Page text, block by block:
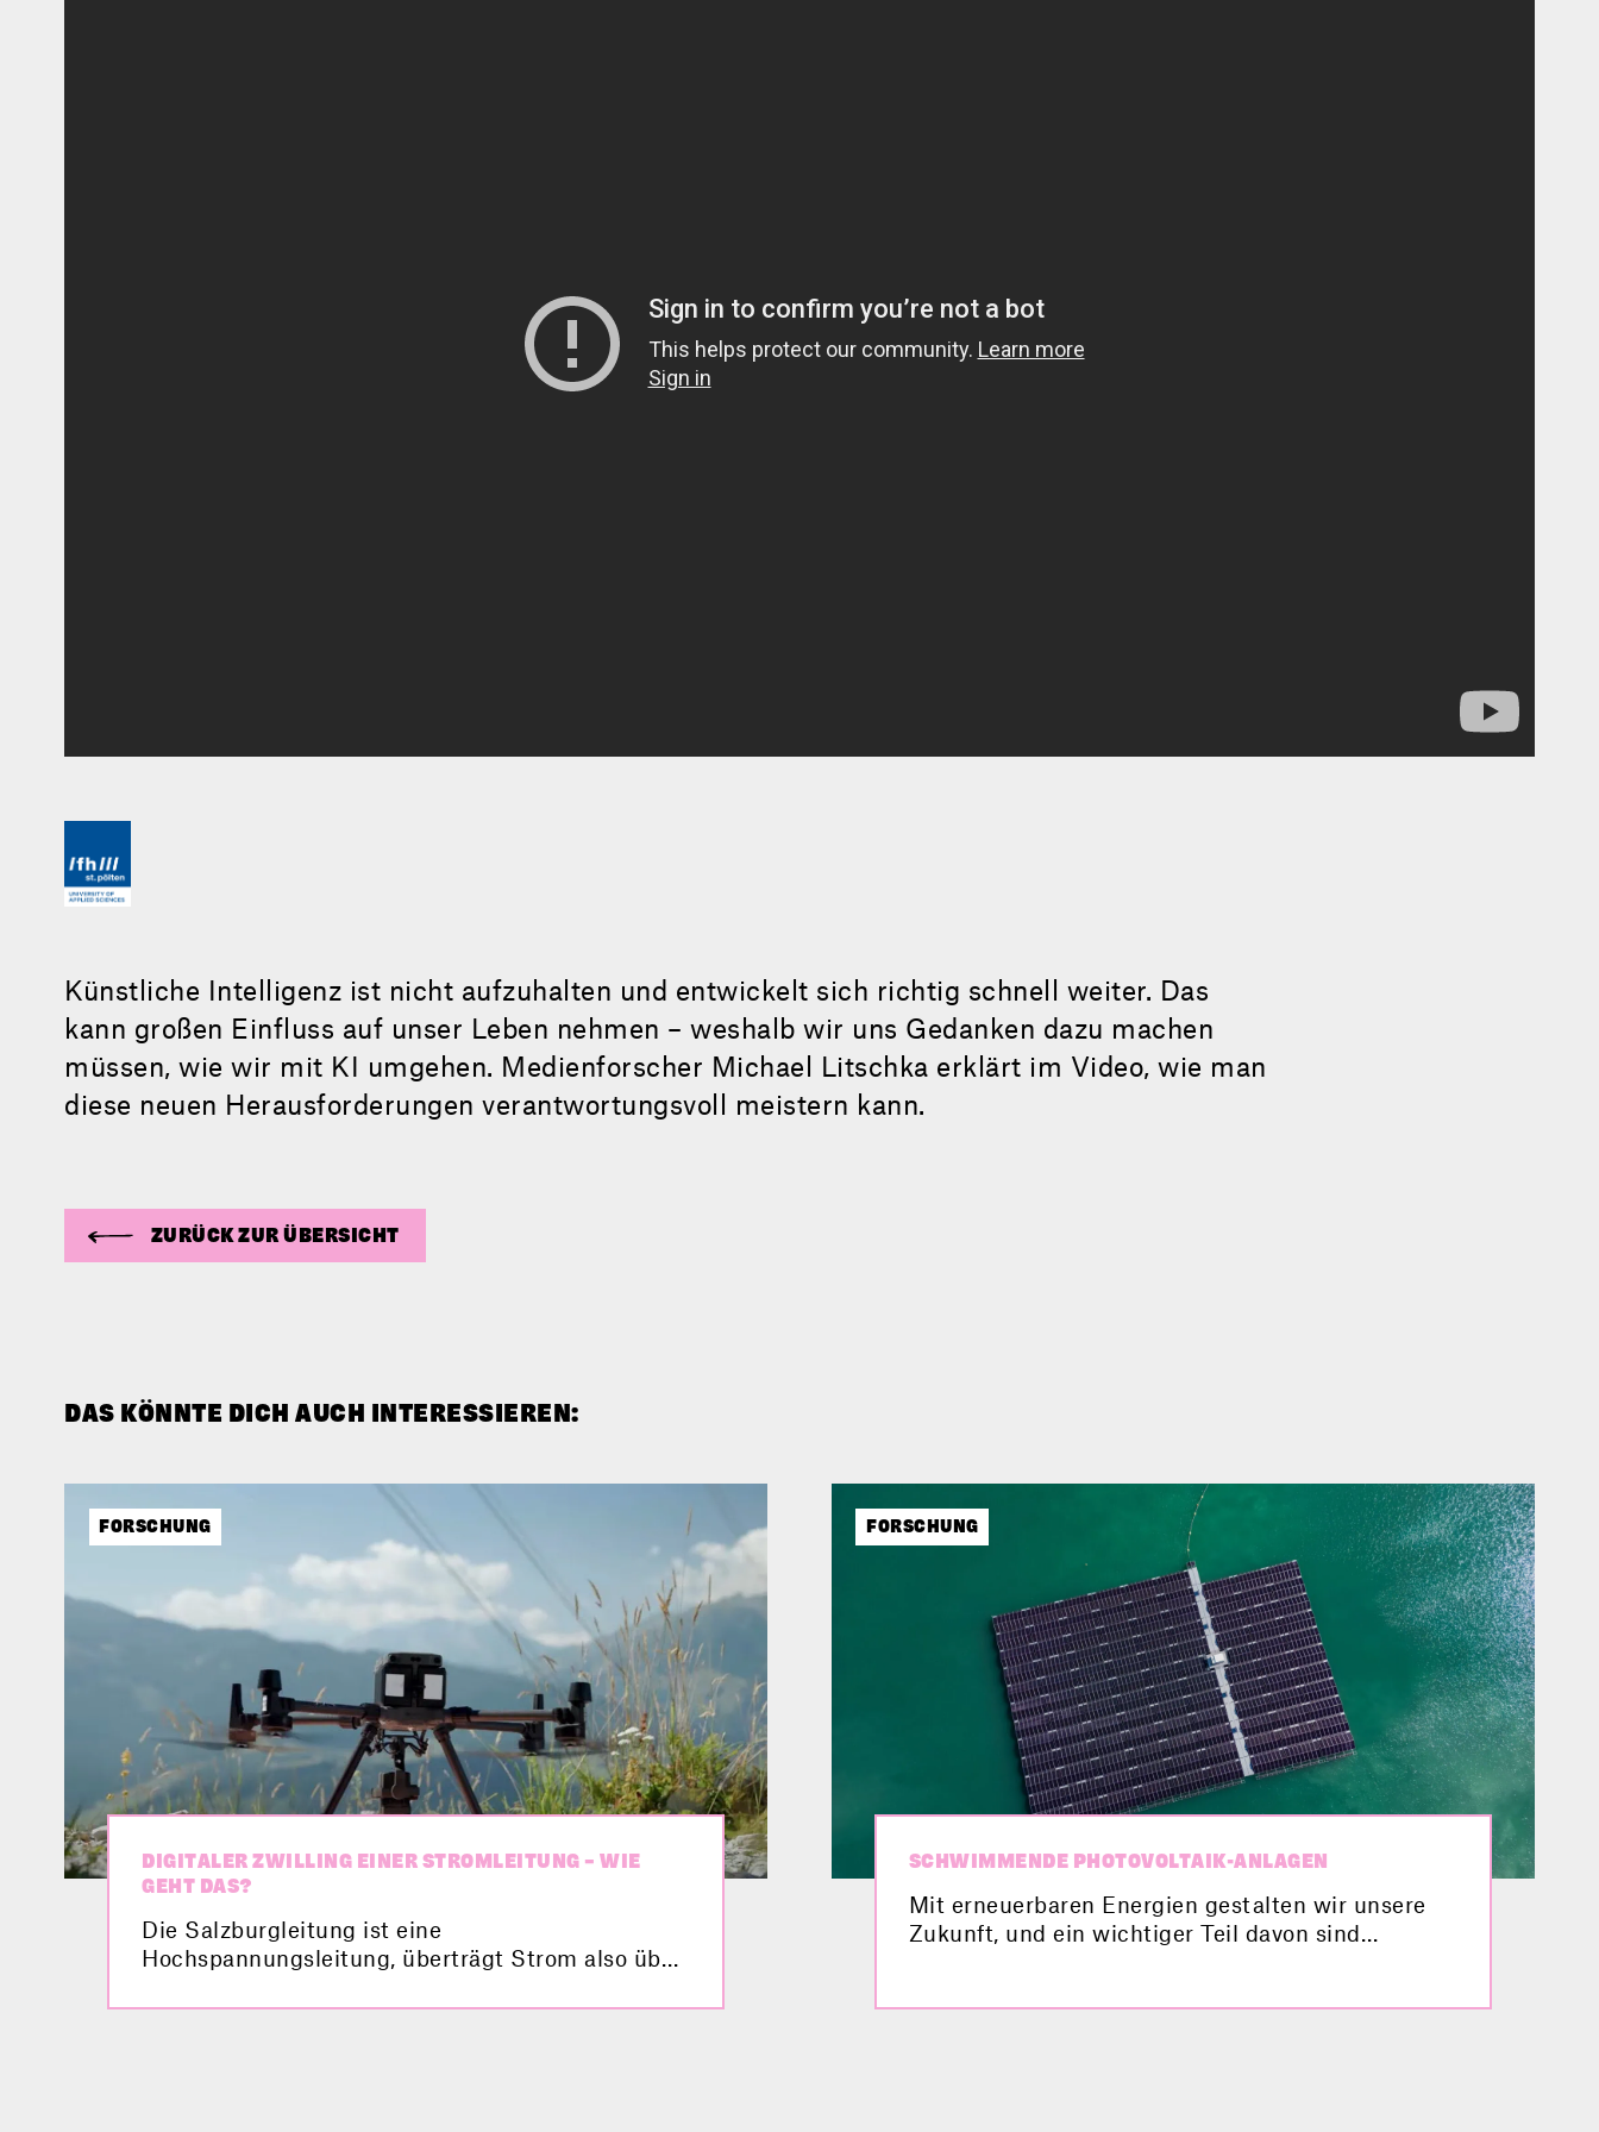
Künstliche Intelligenz ist nicht aufzuhalten und entwickelt sich richtig schnell weiter. Das
kann großen Einfluss auf unser Leben nehmen – weshalb wir uns Gedanken dazu machen
müssen, wie wir mit KI umgehen. Medienforscher Michael Litschka erklärt im Video, wie man
diese neuen Herausforderungen verantwortungsvoll meistern kann.
ZURÜCK ZUR ÜBERSICHT
DAS KÖNNTE DICH AUCH INTERESSIEREN:
FORSCHUNG
DIGITALER ZWILLING EINER STROMLEITUNG – WIE
GEHT DAS?
Die Salzburgleitung ist eine
Hochspannungsleitung, überträgt Strom also über
äußerst wichtig. 2025 soll sie in Betrieb
FORSCHUNG
SCHWIMMENDE PHOTOVOLTAIK-ANLAGEN
Mit erneuerbaren Energien gestalten wir unsere
Zukunft, und ein wichtiger Teil davon sind
gehört? Was das ist und welche Vorteile und